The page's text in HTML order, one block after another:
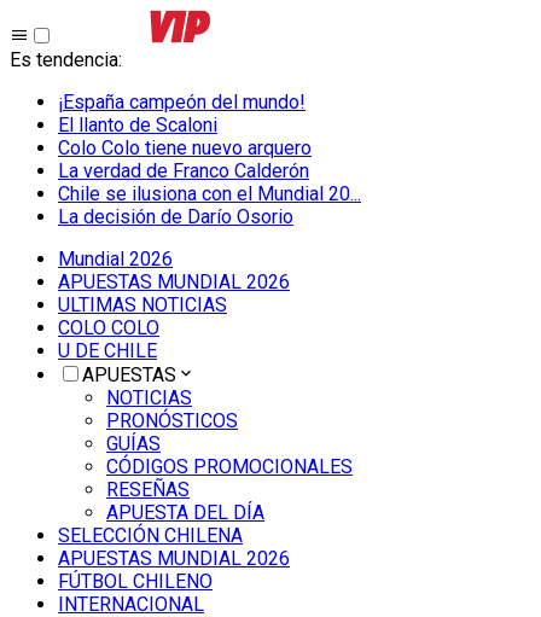
Es tendencia:
¡España campeón del mundo!
El llanto de Scaloni
Colo Colo tiene nuevo arquero
La verdad de Franco Calderón
Chile se ilusiona con el Mundial 20...
La decisión de Darío Osorio
Mundial 2026
APUESTAS MUNDIAL 2026
ULTIMAS NOTICIAS
COLO COLO
U DE CHILE
APUESTAS
NOTICIAS
PRONÓSTICOS
GUÍAS
CÓDIGOS PROMOCIONALES
RESEÑAS
APUESTA DEL DÍA
SELECCIÓN CHILENA
APUESTAS MUNDIAL 2026
FÚTBOL CHILENO
INTERNACIONAL